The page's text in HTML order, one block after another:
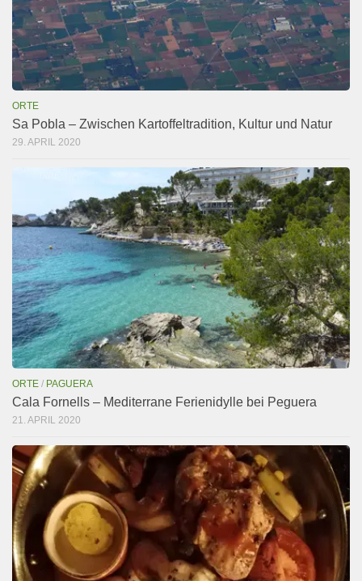
ORTE
Sa Pobla – Zwischen Kartoffeltradition, Kultur und Natur
29. APRIL 2020
ORTE / PAGUERA
Cala Fornells – Mediterrane Ferienidylle bei Peguera
21. APRIL 2020